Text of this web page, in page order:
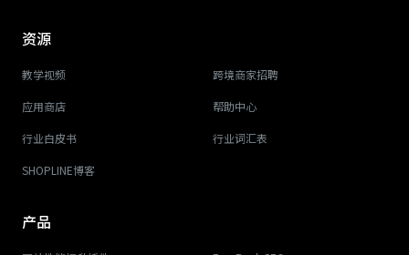
资源
教学视频 跨境商家招聘
应用商店 帮助中心
行业白皮书 行业词汇表
SHOPLINE博客
产品